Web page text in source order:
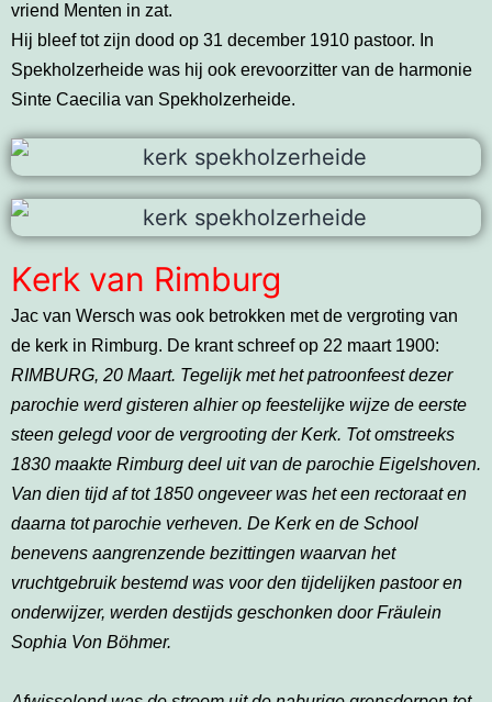
vriend Menten in zat.
Hij bleef tot zijn dood op 31 december 1910 pastoor. In
Spekholzerheide was hij ook erevoorzitter van de harmonie
Sinte Caecilia van Spekholzerheide.
Kerk van Rimburg
Jac van Wersch was ook betrokken met de vergroting van
de kerk in Rimburg. De krant schreef op 22 maart 1900:
RIMBURG, 20 Maart. Tegelijk met het patroonfeest dezer
parochie werd gisteren alhier op feestelijke wijze de eerste
steen gelegd voor de vergrooting der Kerk. Tot omstreeks
1830 maakte Rimburg deel uit van de parochie Eigelshoven.
Van dien tijd af tot 1850 ongeveer was het een rectoraat en
daarna tot parochie verheven. De Kerk en de School
benevens aangrenzende bezittingen waarvan het
vruchtgebruik bestemd was voor den tijdelijken pastoor en
onderwijzer, werden destijds geschonken door Fräulein
Sophia Von Böhmer.